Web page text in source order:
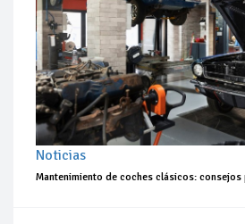
Noticias
Mantenimiento de coches clásicos: